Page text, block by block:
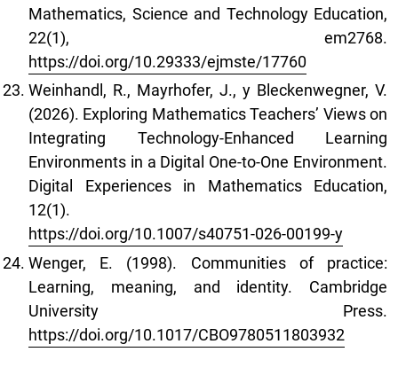
Mathematics, Science and Technology Education,
22(1), em2768.
https://doi.org/10.29333/ejmste/17760
Weinhandl, R., Mayrhofer, J., y Bleckenwegner, V.
(2026). Exploring Mathematics Teachers’ Views on
Integrating Technology-Enhanced Learning
Environments in a Digital One-to-One Environment.
Digital Experiences in Mathematics Education,
12(1).
https://doi.org/10.1007/s40751-026-00199-y
Wenger, E. (1998). Communities of practice:
Learning, meaning, and identity. Cambridge
University Press.
https://doi.org/10.1017/CBO9780511803932